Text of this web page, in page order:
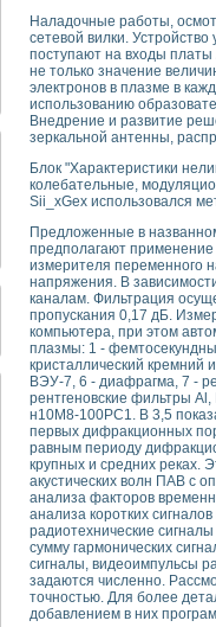
зрения в составе
системы для лабораторных
комплекс аппаратуры для
процессов ДВС в
систем передачи данных
для исследования АЧХ
для исследования
операционных
на основе цифровой
выравнивания
компенсации эхо-сигналов
математического
измерителя ВАХ
генератора сигналов -
исследование
модуля с высоким
радиолокационного
уравнений состояния для
для устройства сбора
стенда для измерения
построения картины
показателей
управления источником
амперных характеристик
нано-, фемто-, биотехнологии
по измерению временных
комплекс на базе
Наладочные работы,
сетевой вилки.
поступают на входы платы
не только значение
электронов в плазме в
использованию
Внедрение и развитие
зеркальной антенны,
Блок "Характеристики
колебательные,
Sii_xGex использовался
Предложенные в
предполагают
измерителя переменного
напряжения. В
каналам. Фильтрация
пропускания 0,17 дБ.
компьютера, при этом
плазмы: 1 -
кристаллический кремний
ВЭУ-7, 6 - диафрагма, 7 -
рентгеновские фильтры
н10М8-100РС1. В 3,5
первых дифракционных
равным периоду
крупных и средних реках.
акустических волн ПАВ с
анализа факторов
анализа коротких
радиотехнические
сумму гармонических
сигналы, видеоимпульсы
задаются численно.
точностью. Для более
добавлением в них